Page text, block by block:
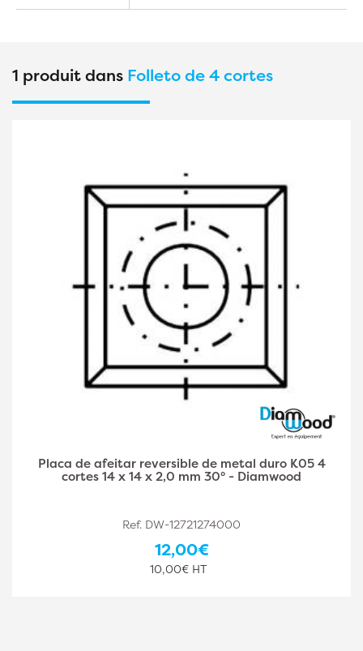
1 produit dans Folleto de 4 cortes
Placa de afeitar reversible de metal duro K05 4
cortes 14 x 14 x 2,0 mm 30° - Diamwood
Ref. DW-12721274000
12,00€
10,00€ HT